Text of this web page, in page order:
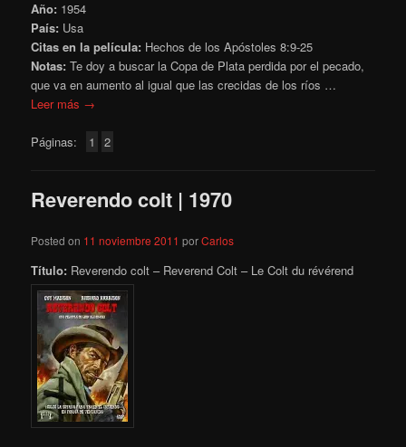
Año: 1954
País: Usa
Citas en la película: Hechos de los Apóstoles 8:9-25
Notas:Te doy a buscar la Copa de Plata perdida por el pecado,
que va en aumento al igual que las crecidas de los ríos …
Leer más →
Páginas: 1 2
Reverendo colt | 1970
Posted on 11 noviembre 2011 porCarlos
Título: Reverendo colt – Reverend Colt – Le Colt du révérend